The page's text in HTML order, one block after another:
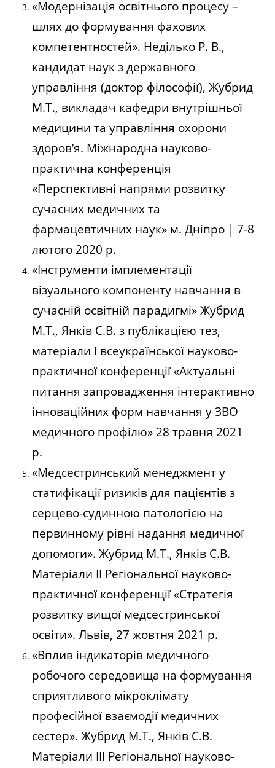
«Модернізація освітнього процесу –
шлях до формування фахових
компетентностей». Неділько Р. В.,
кандидат наук з державного
управління (доктор філософії), Жубрид
М.Т., викладач кафедри внутрішньої
медицини та управління охорони
здоров’я. Міжнародна науково-
практична конференція
«Перспективні напрями розвитку
сучасних медичних та
фармацевтичних наук» м. Дніпро | 7-8
лютого 2020 р.
«Інструменти імплементації
візуального компоненту навчання в
сучасній освітній парадигмі» Жубрид
М.Т., Янків С.В. з публікацією тез,
матеріали І всеукраїнської науково-
практичної конференції «Актуальні
питання запровадження інтерактивно
інноваційних форм навчання у ЗВО
медичного профілю» 28 травня 2021
р.
«Медсестринський менеджмент у
статифікації ризиків для пацієнтів з
серцево-судинною патологією на
первинному рівні надання медичної
допомоги». Жубрид М.Т., Янків С.В.
Матеріали ІІ Регіональної науково-
практичної конференції «Стратегія
розвитку вищої медсестринської
освіти». Львів, 27 жовтня 2021 р.
«Вплив індикаторів медичного
робочого середовища на формування
сприятливого мікроклімату
професійної взаємодії медичних
сестер». Жубрид М.Т., Янків С.В.
Матеріали ІІІ Регіональної науково-